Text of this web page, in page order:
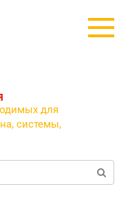
для
системы,